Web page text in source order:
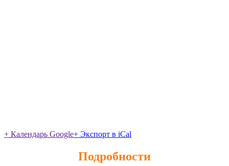
+ Календарь Google+ Экспорт в iCal
Подробности